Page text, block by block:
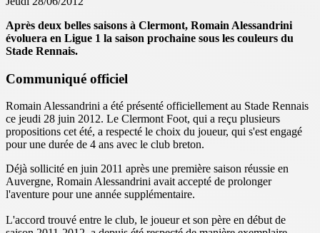
Après deux belles saisons à Clermont, Romain Alessandrini
évoluera en Ligue 1 la saison prochaine sous les couleurs du
Stade Rennais.
Communiqué officiel
Romain Alessandrini a été présenté officiellement au Stade Rennais
ce jeudi 28 juin 2012. Le Clermont Foot, qui a reçu plusieurs
propositions cet été, a respecté le choix du joueur, qui s'est engagé
pour une durée de 4 ans avec le club breton.
Déjà sollicité en juin 2011 après une première saison réussie en
Auvergne, Romain Alessandrini avait accepté de prolonger
l'aventure pour une année supplémentaire.
L'accord trouvé entre le club, le joueur et son père en début de